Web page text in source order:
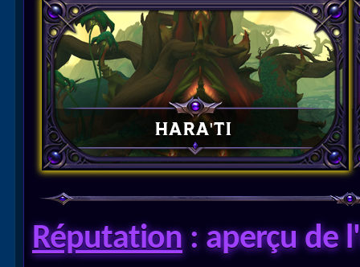
Réputation: aperçu de